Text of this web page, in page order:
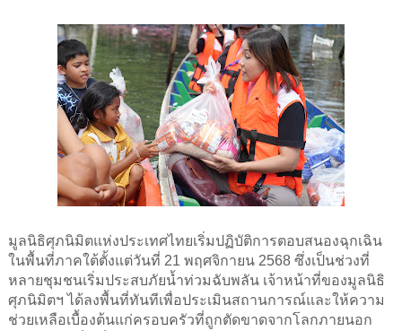
มูลนิธิศุภนิมิตแห่งประเทศไทยเริ่มปฏิบัติการตอบสนองฉุกเฉิน
ในพื้นที่ภาคใต้ตั้งแต่วันที่ 21 พฤศจิกายน 2568 ซึ่งเป็นช่วงที่
หลายชุมชนเริ่มประสบภัยน้ำท่วมฉับพลัน เจ้าหน้าที่ของมูลนิธิ
ศุภนิมิตฯ ได้ลงพื้นที่ทันทีเพื่อประเมินสถานการณ์และให้ความ
ช่วยเหลือเบื้องต้นแก่ครอบครัวที่ถูกตัดขาดจากโลกภายนอก